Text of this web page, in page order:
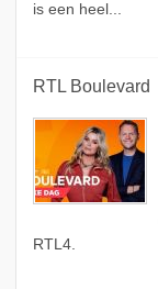
is een heel...
RTL Boulevard
RTL4.